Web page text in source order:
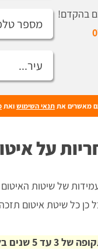
בהקדם!
מאשרים אתתנאי השימושואת
על
של שיטות
כל שיטת איטום
שנים בלבד.